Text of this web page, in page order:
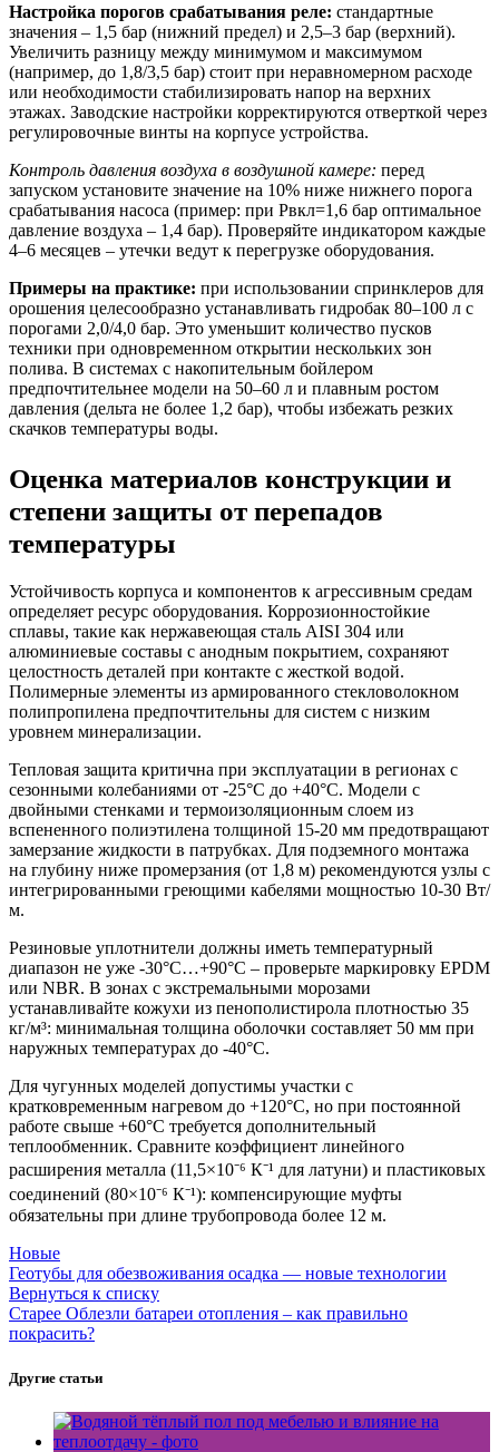
Настройка порогов срабатывания реле: стандартные
значения – 1,5 бар (нижний предел) и 2,5–3 бар (верхний).
Увеличить разницу между минимумом и максимумом
(например, до 1,8/3,5 бар) стоит при неравномерном расходе
или необходимости стабилизировать напор на верхних
этажах. Заводские настройки корректируются отверткой через
регулировочные винты на корпусе устройства.
Контроль давления воздуха в воздушной камере: перед
запуском установите значение на 10% ниже нижнего порога
срабатывания насоса (пример: при Pвкл=1,6 бар оптимальное
давление воздуха – 1,4 бар). Проверяйте индикатором каждые
4–6 месяцев – утечки ведут к перегрузке оборудования.
Примеры на практике: при использовании спринклеров для
орошения целесообразно устанавливать гидробак 80–100 л с
порогами 2,0/4,0 бар. Это уменьшит количество пусков
техники при одновременном открытии нескольких зон
полива. В системах с накопительным бойлером
предпочтительнее модели на 50–60 л и плавным ростом
давления (дельта не более 1,2 бар), чтобы избежать резких
скачков температуры воды.
Оценка материалов конструкции и
степени защиты от перепадов
температуры
Устойчивость корпуса и компонентов к агрессивным средам
определяет ресурс оборудования. Коррозионностойкие
сплавы, такие как нержавеющая сталь AISI 304 или
алюминиевые составы с анодным покрытием, сохраняют
целостность деталей при контакте с жесткой водой.
Полимерные элементы из армированного стекловолокном
полипропилена предпочтительны для систем с низким
уровнем минерализации.
Тепловая защита критична при эксплуатации в регионах с
сезонными колебаниями от -25°C до +40°C. Модели с
двойными стенками и термоизоляционным слоем из
вспененного полиэтилена толщиной 15-20 мм предотвращают
замерзание жидкости в патрубках. Для подземного монтажа
на глубину ниже промерзания (от 1,8 м) рекомендуются узлы с
интегрированными греющими кабелями мощностью 10-30 Вт/
м.
Резиновые уплотнители должны иметь температурный
диапазон не уже -30°C…+90°C – проверьте маркировку EPDM
или NBR. В зонах с экстремальными морозами
устанавливайте кожухи из пенополистирола плотностью 35
кг/м³: минимальная толщина оболочки составляет 50 мм при
наружных температурах до -40°C.
Для чугунных моделей допустимы участки с
кратковременным нагревом до +120°C, но при постоянной
работе свыше +60°С требуется дополнительный
теплообменник. Сравните коэффициент линейного
расширения металла (11,5×10⁻⁶ К⁻¹ для латуни) и пластиковых
соединений (80×10⁻⁶ К⁻¹): компенсирующие муфты
обязательны при длине трубопровода более 12 м.
Новые
Геотубы для обезвоживания осадка — новые технологии
Вернуться к списку
Старее Облезли батареи отопления – как правильно
покрасить?
Другие статьи